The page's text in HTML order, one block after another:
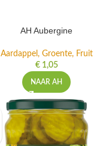
AH Aubergine
Aardappel, Groente, Fruit
€1,05
NAAR AH